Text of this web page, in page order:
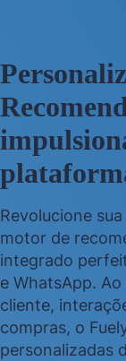
Revolucione
motor de
integrado
e WhatsApp.
cliente,
compras, o
personalizadas